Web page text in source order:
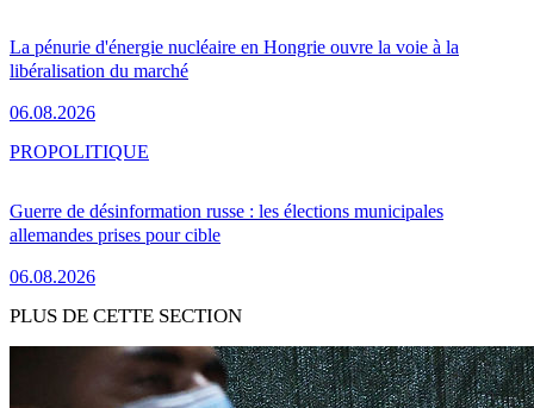
La pénurie d'énergie nucléaire en Hongrie ouvre la voie à la
libéralisation du marché
06.08.2026
Guerre de désinformation russe : les élections municipales
allemandes prises pour cible
06.08.2026
PROPOLITIQUE
PLUS DE CETTE SECTION